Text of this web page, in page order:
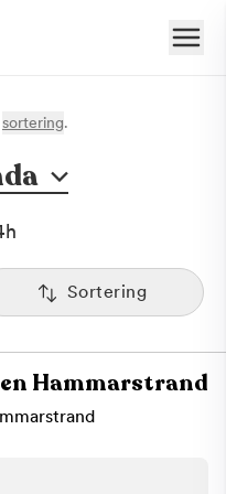
sortering.
Sortering
Hammarstrand